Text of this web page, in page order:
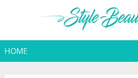
HOME